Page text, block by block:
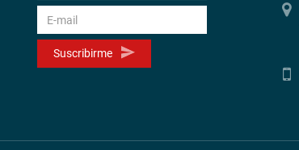
Suscribirme